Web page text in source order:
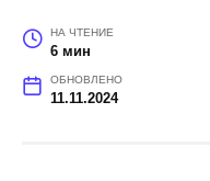
НА ЧТЕНИЕ
6 мин
ОБНОВЛЕНО
11.11.2024